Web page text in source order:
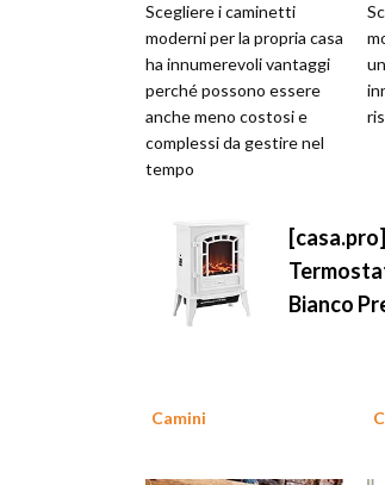
Scegliere i caminetti
moderni per la propria casa
ha innumerevoli vantaggi
perché possono essere
anche meno costosi e
complessi da gestire nel
tempo
Bianco
Camini